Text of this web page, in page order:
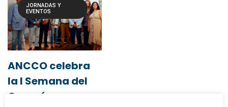
JORNADAS Y
EVENTOS
ANCCO celebra
la I Semana del
Corazón